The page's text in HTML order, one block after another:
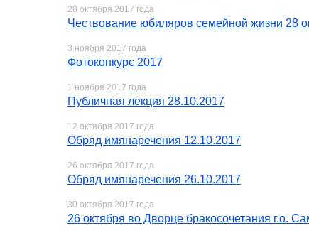
28 октября 2017 года
Чествование юбиляров семейной жизни 28
3 ноября 2017 года
Фотоконкурс 2017
1 ноября 2017 года
Публичная лекция 28.10.2017
12 октября 2017 года
Обряд имянаречения 12.10.2017
26 октября 2017 года
Обряд имянаречения 26.10.2017
30 октября 2017 года
26 октября во Дворце бракосочетания г.о.